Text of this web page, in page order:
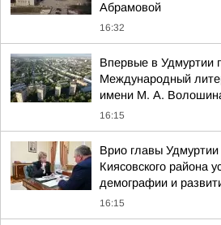
Абрамовой
16:32
Впервые в Удмуртии
Международный
имени М. А.
16:15
Врио главы Удмуртии
Киясовского района
демографии и
16:15